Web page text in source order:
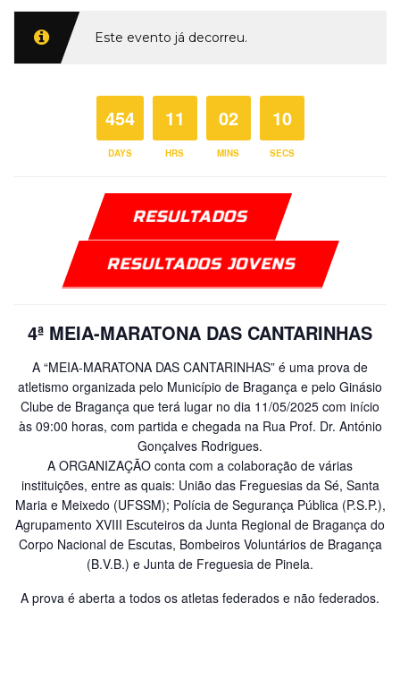
Este evento já decorreu.
454
DAYS
11
HRS
02
MINS
10
SECS
RESULTADOS
RESULTADOS JOVENS
4ª MEIA-MARATONA DAS CANTARINHAS
A “MEIA-MARATONA DAS CANTARINHAS” é uma prova de
atletismo organizada pelo Município de Bragança e pelo Ginásio
Clube de Bragança que terá lugar no dia 11/05/2025 com início
às 09:00 horas, com partida e chegada na Rua Prof. Dr. António
Gonçalves Rodrigues.
A ORGANIZAÇÃO conta com a colaboração de várias
instituições, entre as quais: União das Freguesias da Sé, Santa
Maria e Meixedo (UFSSM); Polícia de Segurança Pública (P.S.P.),
Agrupamento XVIII Escuteiros da Junta Regional de Bragança do
Corpo Nacional de Escutas, Bombeiros Voluntários de Bragança
(B.V.B.) e Junta de Freguesia de Pinela.
A prova é aberta a todos os atletas federados e não federados.